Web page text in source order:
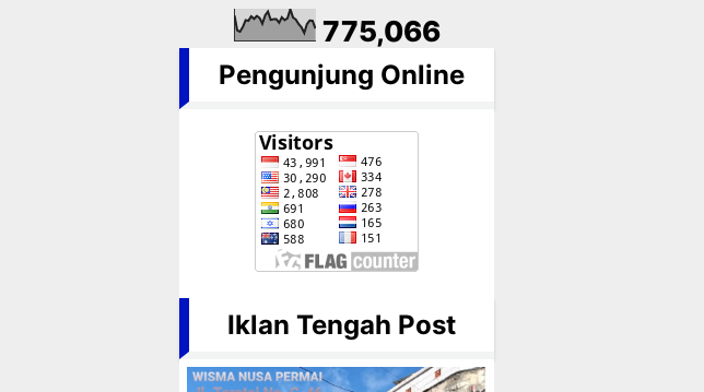
775,066
Pengunjung Online
Iklan Tengah Post